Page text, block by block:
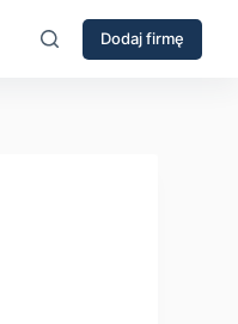
Dodaj firmę